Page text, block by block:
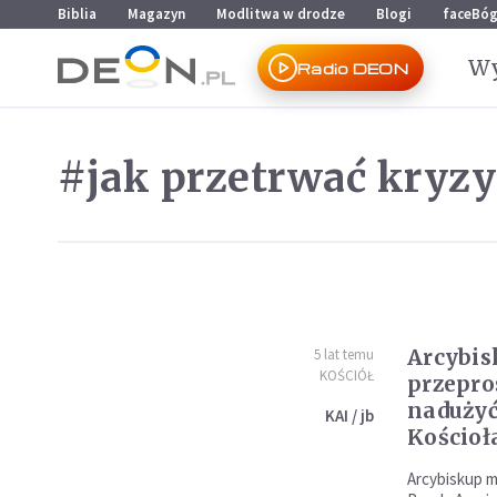
Przejdź do menu głównego
Przejdź do treści
Biblia Magazyn Modlitwa w drodze Blogi faceBóg
Radio DEON
#jak przetrwać
5 lat temu
KOŚCIÓŁ
KAI / jb
Arcybiskup